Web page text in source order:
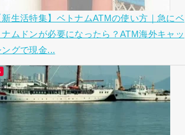
新生活特集】ベトナムATMの使い方｜急にベ
ナムドンが必要になったら？ATM海外キャッ
ングで現金...